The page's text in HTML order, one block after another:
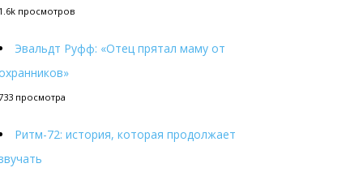
просмотров
Эвальдт Руфф: «Отец прятал маму от
просмотра
Ритм-72: история, которая продолжает